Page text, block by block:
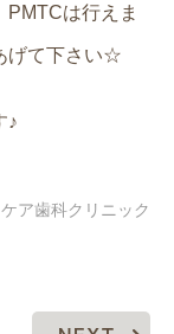
は行えま
げて下さい☆
♪
ア歯科クリニック